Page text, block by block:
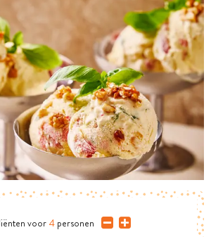
voor 4 personen